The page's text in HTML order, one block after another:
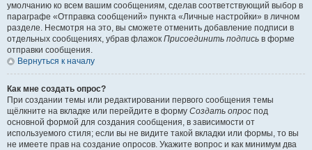
умолчанию ко всем вашим сообщениям, сделав соответствующий выбор в
параграфе «Отправка сообщений» пункта «Личные настройки» в личном
разделе. Несмотря на это, вы сможете отменить добавление подписи в
отдельных сообщениях, убрав флажок Присоединить подпись в форме
отправки сообщения.
Вернуться к началу
Как мне создать опрос?
При создании темы или редактировании первого сообщения темы
щёлкните на вкладке или перейдите в форму Создать опрос под
основной формой для создания сообщения, в зависимости от
используемого стиля; если вы не видите такой вкладки или формы, то вы
не имеете прав на создание опросов. Укажите вопрос и как минимум два